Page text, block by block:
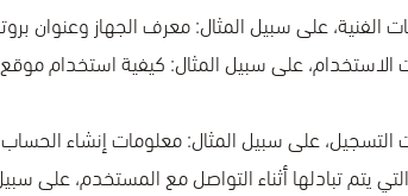
الاستخدام، على سبيل المثال: كيفية استخدام موقع